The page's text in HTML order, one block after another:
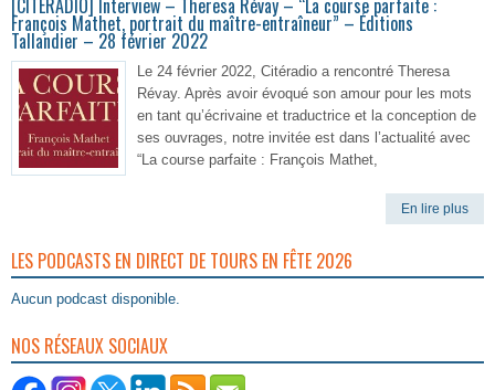
[CITERADIO] Interview – Theresa Révay – “La course parfaite :
François Mathet, portrait du maître-entraîneur” – Éditions
Tallandier – 28 février 2022
Le 24 février 2022, Citéradio a rencontré Theresa
Révay. Après avoir évoqué son amour pour les mots
en tant qu’écrivaine et traductrice et la conception de
ses ouvrages, notre invitée est dans l’actualité avec
“La course parfaite : François Mathet,
En lire plus
LES PODCASTS EN DIRECT DE TOURS EN FÊTE 2026
Aucun podcast disponible.
NOS RÉSEAUX SOCIAUX